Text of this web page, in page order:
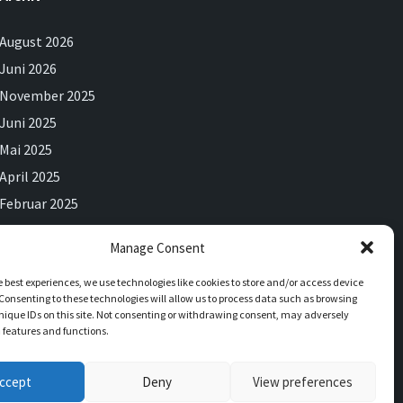
Manage Consent
best experiences, we use technologies like cookies to store and/or access device
to these technologies will allow us to process data such as browsing
IDs on this site. Not consenting or withdrawing consent, may adversely
and functions.
Deny View preferences
August 2026
Juni 2026
November 2025
Juni 2025
Mai 2025
April 2025
Februar 2025
Dezember 2024
Juli 2024
Juni 2024